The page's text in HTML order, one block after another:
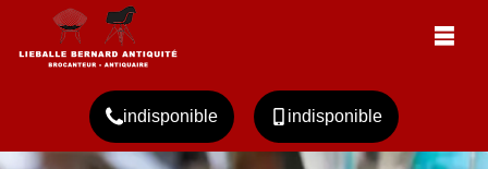
indisponible indisponible